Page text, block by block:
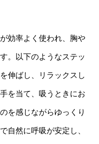
効率よく使われ、胸や
。以下のようなステッ
伸ばし、リラックスし
を当て、吸うときにお
を感じながらゆっくり
自然に呼吸が安定し、